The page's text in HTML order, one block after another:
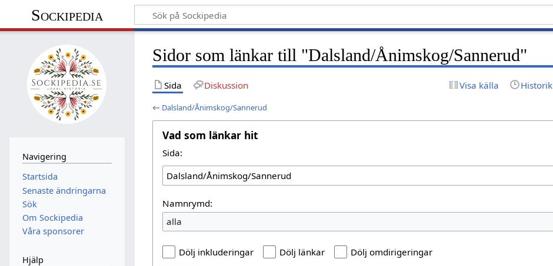
Sockipedia
Sidor som länkar till "Dalsland/Ånimskog/Sannerud"
Sida Diskussion Visa källa Historik
← Dalsland/Ånimskog/Sannerud
Vad som länkar hit
Sida:
Namnrymd:
alla
Dölj inkluderingar Dölj länkar Dölj omdirigeringar
Navigering
Startsida
Senaste ändringarna
Sök
Om Sockipedia
Våra sponsorer
Hjälp